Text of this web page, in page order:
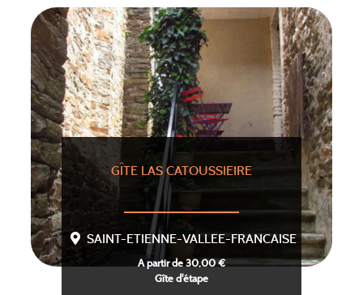
GÎTE LAS CATOUSSIEIRE
SAINT-ETIENNE-VALLEE-FRANCAISE
A partir de 30,00 €
Gîte d'étape